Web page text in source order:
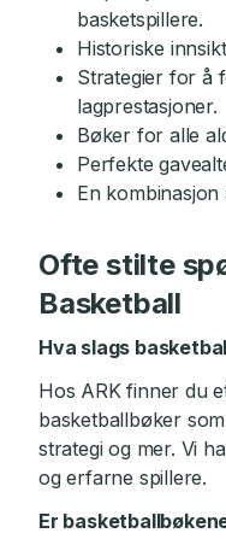
basketspillere.
Historiske
Strategier for å
lagprestasjoner.
Bøker for alle
Perfekte
En
Ofte stilte
Basketball
Hva slags
Hos ARK finner du
basketballbøker
strategi og mer. Vi
og erfarne spillere.
Er